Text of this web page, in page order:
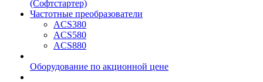
(Софтстартер)
Частотные преобразователи
ACS380
ACS580
ACS880
Оборудование по акционной цене